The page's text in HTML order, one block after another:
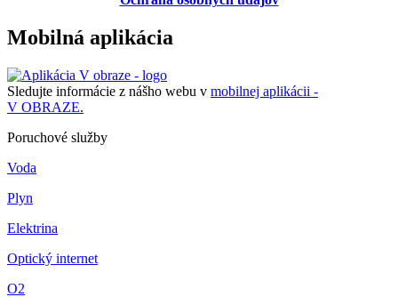
Mobilná aplikácia
Sledujte informácie z nášho webu v mobilnej aplikácii -
V OBRAZE.
Poruchové služby
Voda
Plyn
Elektrina
Optický internet
O2